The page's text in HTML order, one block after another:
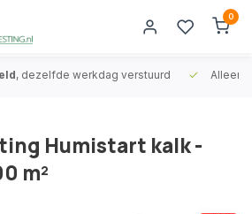
0
, dezelfde werkdag verstuurd Alleen
Humistart kalk -
m²